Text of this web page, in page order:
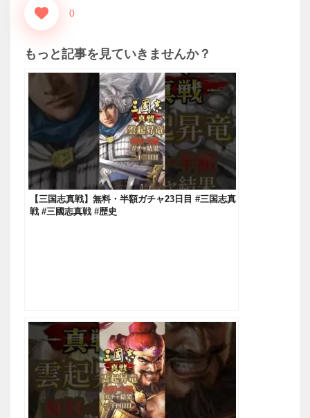
0
もっと記事を見ていきませんか？
【三国志真戦】無料・半額ガチャ23日目 #三国志真
戦 #三國志真戦 #歴史